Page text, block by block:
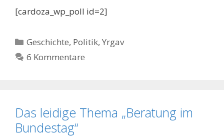
[cardoza_wp_poll id=2]
Kategorien
Geschichte, Politik,Yrgav
6 Kommentare
Das leidige Thema „Beratung im
Bundestag“